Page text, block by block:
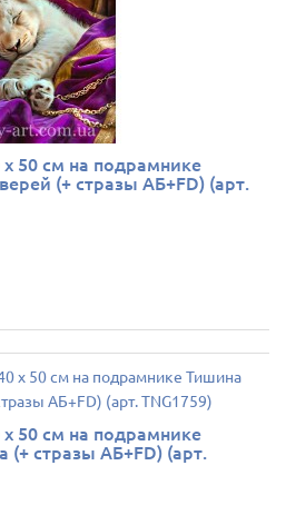
50 см на подрамнике
(+ стразы АБ+FD) (арт.
50 см на подрамнике
(+ стразы АБ+FD) (арт.